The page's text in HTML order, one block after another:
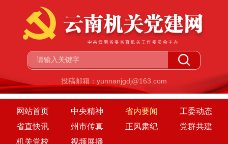
投稿邮箱：yunnanjgdj@163.com
网站首页 中央精神 省内要闻
工委动态
省直快讯
州市传真 正风肃纪
党群共建
机关党校
视频展播